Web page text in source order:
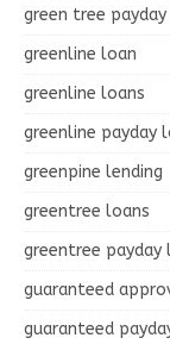
green tree
greenline loan
greenline loans
greenline payday
greenpine lending
greentree loans
greentree payday
guaranteed
guaranteed